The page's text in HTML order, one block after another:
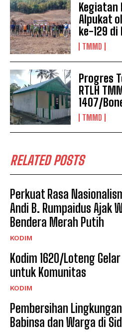
Kegiatan
Alpukat
ke-129 di
TMMD
Progres
RTLH
1407/
TMMD
RELATED POSTS
Perkuat Rasa
Andi B. Rumpaidus Ajak
Bendera Merah Putih
KODIM
Kodim 1620/Loteng
untuk Komunitas
KODIM
Pembersihan
Babinsa dan Warga di